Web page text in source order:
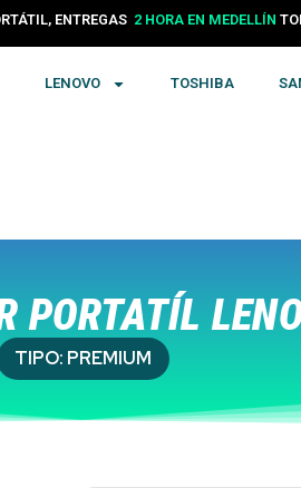
ENTREGAS 2 HORA EN MEDELLÍN
24 HORAS EN COLOMBIA
LENOVO TOSHIBA
PORTATÍL
TIPO: PREMIUM